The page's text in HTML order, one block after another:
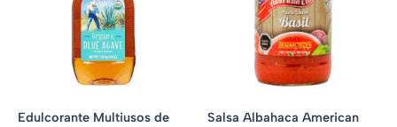
Edulcorante Multiusos de
Salsa Albahaca American